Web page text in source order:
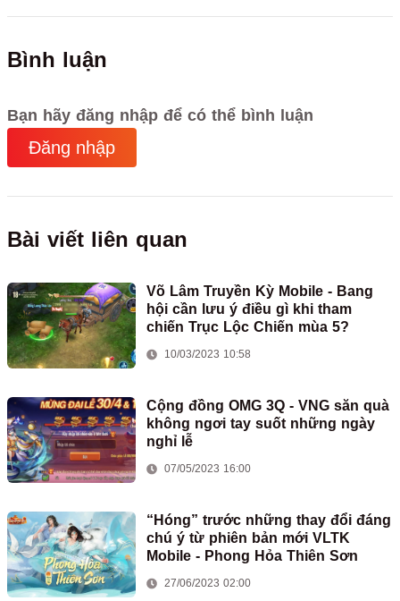
Bình luận
Bạn hãy đăng nhập để có thể bình luận
Đăng nhập
Bài viết liên quan
Võ Lâm Truyền Kỳ Mobile - Bang
hội cần lưu ý điều gì khi tham
chiến Trục Lộc Chiến mùa 5?
10/03/2023 10:58
Cộng đồng OMG 3Q - VNG săn quà
không ngơi tay suốt những ngày
nghỉ lễ
07/05/2023 16:00
“Hóng” trước những thay đổi đáng
chú ý từ phiên bản mới VLTK
Mobile - Phong Hỏa Thiên Sơn
27/06/2023 02:00